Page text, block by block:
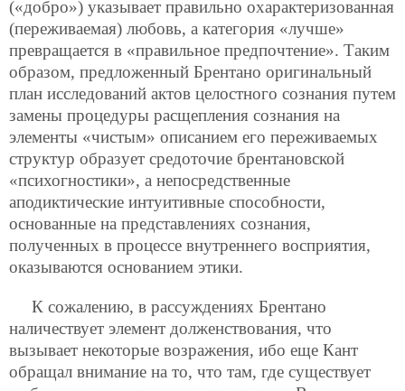
(«добро») указывает правильно охарактеризованная
(переживаемая) любовь, а категория «лучше»
превращается в «правильное предпочтение». Таким
образом, предложенный Брентано оригинальный
план исследований актов целостного сознания путем
замены процедуры расщепления сознания на
элементы «чистым» описанием его переживаемых
структур образует средоточие брентановской
«психогностики», а непосредственные
аподиктические интуитивные способности,
основанные на представлениях сознания,
полученных в процессе внутреннего восприятия,
оказываются основанием этики.
К сожалению, в рассуждениях Брентано
наличествует элемент долженствования, что
вызывает некоторые возражения, ибо еще Кант
обращал внимание на то, что там, где существует